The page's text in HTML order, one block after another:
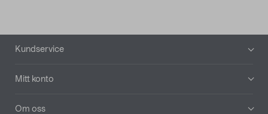
Sidfot
Kundservice
Mitt konto
Om oss